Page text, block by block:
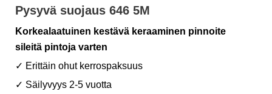
Pysyvä suojaus 646 5M
Korkealaatuinen kestävä keraaminen pinnoite
sileitä pintoja varten
✓ Erittäin ohut kerrospaksuus
✓ Säilyvyys 2-5 vuotta